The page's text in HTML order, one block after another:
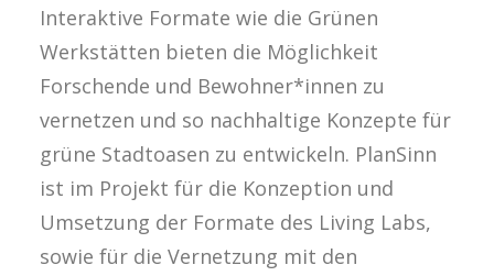
Interaktive Formate wie die Grünen
Werkstätten bieten die Möglichkeit
Forschende und Bewohner*innen zu
vernetzen und so nachhaltige Konzepte für
grüne Stadtoasen zu entwickeln. PlanSinn
ist im Projekt für die Konzeption und
Umsetzung der Formate des Living Labs,
sowie für die Vernetzung mit den